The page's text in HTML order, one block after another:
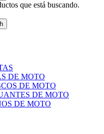
que está buscando.
DE MOTO
DE MOTO
DE MOTO
DE MOTO